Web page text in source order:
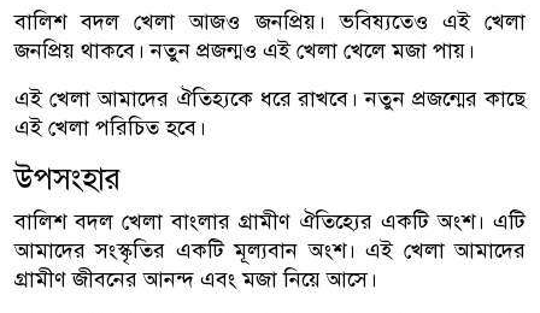
বালিশ বদল খেলা আজও জনপ্রিয়। ভবিষ্যতেও এই খেলা
জনপ্রিয় থাকবে। নতুন প্রজন্মও এই খেলা খেলে মজা পায়।
এই খেলা আমাদের ঐতিহ্যকে ধরে রাখবে। নতুন প্রজন্মের কাছে
এই খেলা পরিচিত হবে।
উপসংহার
বালিশ বদল খেলা বাংলার গ্রামীণ ঐতিহ্যের একটি অংশ। এটি
আমাদের সংস্কৃতির একটি মূল্যবান অংশ। এই খেলা আমাদের
গ্রামীণ জীবনের আনন্দ এবং মজা নিয়ে আসে।